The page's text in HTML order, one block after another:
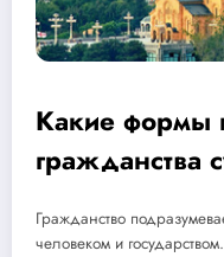
Какие формы
гражданства
Гражданство
человеком и государством.